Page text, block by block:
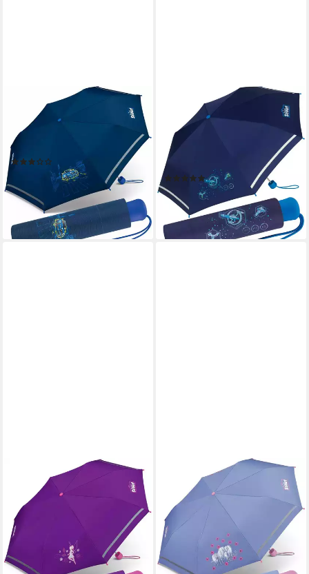
Taschenregenschirm Mini
Kinderschirm Basic
reflektierend bedruckt, leicht
ab 19,99 € UVP22,99 €
-13%
lieferbar - in 2-3 Werktagen bei dir
Taschenregenschirm Mini
Kinderschirm reflektierend
bedruckt, extra leicht für
Kinder gemacht
(1)
ab 19,99 € UVP 22,99 €
-13%
lieferbar - in 2-3 Werktagen bei dir
Taschenregenschirm Mini
Kinderschirm Basic
reflektierend bedruckt, leicht
ab 19,99 €
-13%
lieferbar - in 2-3 Werktagen bei dir
Taschenregenschirm Amici -
Mini Kinderschirm, leicht,
reflektierend und bedruckt
ab 19,99 €
UVP 22,99 €
lieferbar - in 2-3 Werktagen bei dir